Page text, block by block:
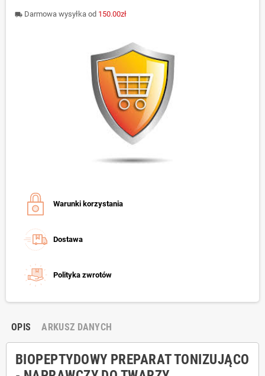
local_shipping Darmowa wysyłka od 150.00zł
Warunki korzystania
Dostawa
Polityka zwrotów
OPIS ARKUSZ DANYCH
BIOPEPTYDOWY PREPARAT TONIZUJĄCO